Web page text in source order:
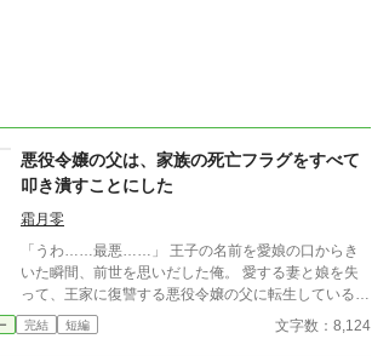
悪役令嬢の父は、家族の死亡フラグをすべて
叩き潰すことにした
霜月零
「うわ……最悪……」 王子の名前を愛娘の口からき
いた瞬間、前世を思いだした俺。 愛する妻と娘を失
って、王家に復讐する悪役令嬢の父に転生していると
気づいてしまった。 気付いたなら、妻と娘の死亡フ
ラグは破壊するよ。 まだ二人とも生きてるからね。
完結 短編 文字数：8,124